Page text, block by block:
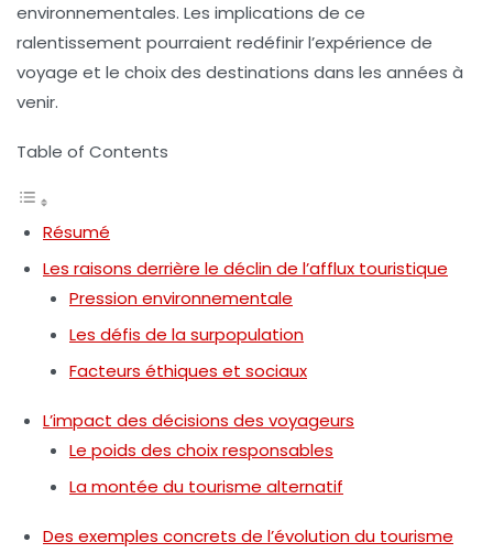
environnementales. Les implications de ce
ralentissement pourraient redéfinir l’expérience de
voyage et le choix des destinations dans les années à
venir.
Table of Contents
Résumé
Les raisons derrière le déclin de l’afflux touristique
Pression environnementale
Les défis de la surpopulation
Facteurs éthiques et sociaux
L’impact des décisions des voyageurs
Le poids des choix responsables
La montée du tourisme alternatif
Des exemples concrets de l’évolution du tourisme